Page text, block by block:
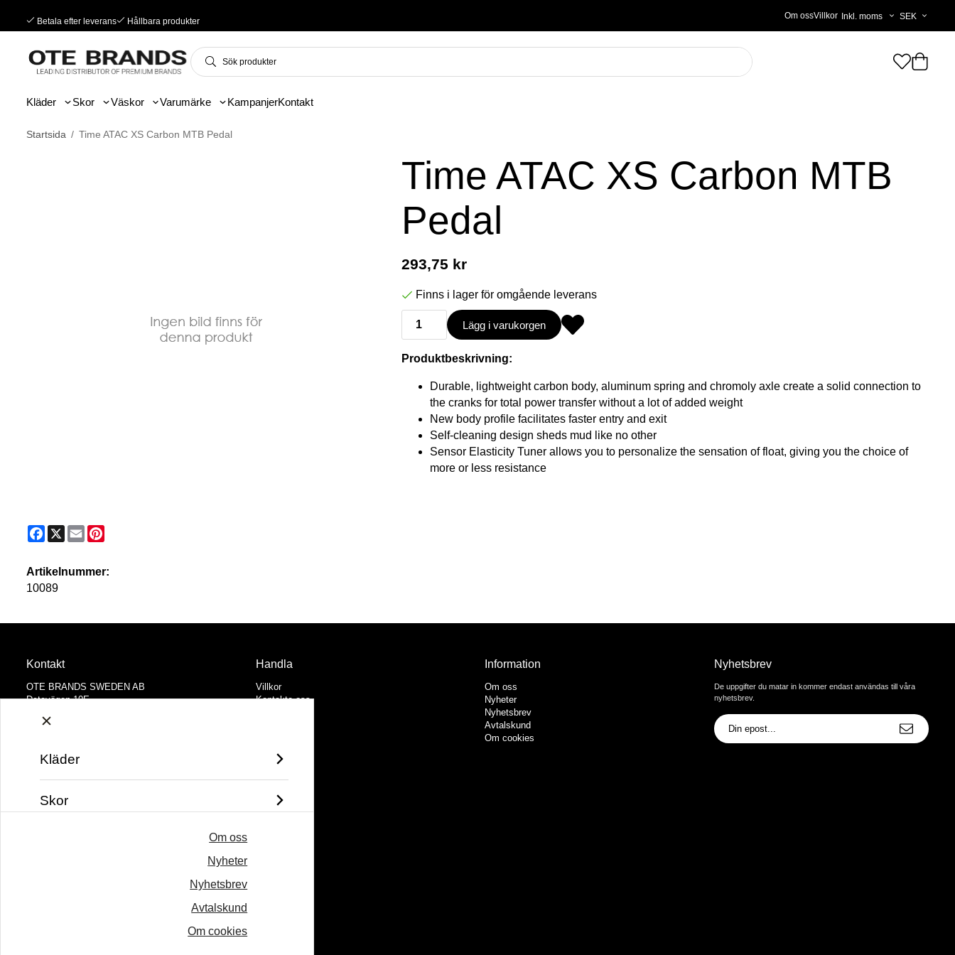
Betala efter leverans Hållbara produkter
Om ossVillkorVälj
Kläder Skor Väskor Varumärke KampanjerKontakt
Kläder
Skor
Startsida / Time ATAC XS Carbon MTB Pedal
Time ATAC XS Carbon MTB
Pedal
293,75 kr
Finns i lager för omgående leverans
Lägg i varukorgen
Produktbeskrivning:
Durable, lightweight carbon body, aluminum spring and chromoly axle create a solid connection to
the cranks for total power transfer without a lot of added weight
New body profile facilitates faster entry and exit
Self-cleaning design sheds mud like no other
Sensor Elasticity Tuner allows you to personalize the sensation of float, giving you the choice of
more or less resistance
Facebook
X Email
Artikelnummer:
10089
Kontakt
OTE BRANDS SWEDEN AB
Datavägen 10E
Vi prioriterar snabb service och göra vårt bästa
för att återkomma till dig inom 24 timmar
Handla
Villkor
Kontakta oss
Information
Om oss
Nyheter
Nyhetsbrev
Avtalskund
Om cookies
Nyhetsbrev
De uppgifter du matar in kommer endast användas till våra
nyhetsbrev.
E-
postadress
Om oss
Nyheter
Nyhetsbrev
Avtalskund
Om cookies